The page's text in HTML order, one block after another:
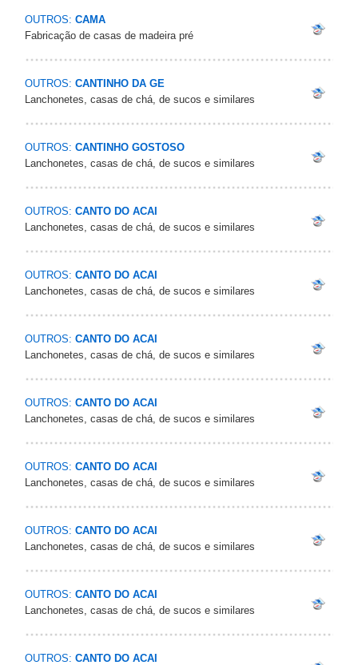
OUTROS: CAMA
Fabricação de casas de madeira pré
OUTROS: CANTINHO DA GE
Lanchonetes, casas de chá, de sucos e similares
OUTROS: CANTINHO GOSTOSO
Lanchonetes, casas de chá, de sucos e similares
OUTROS: CANTO DO ACAI
Lanchonetes, casas de chá, de sucos e similares
OUTROS: CANTO DO ACAI
Lanchonetes, casas de chá, de sucos e similares
OUTROS: CANTO DO ACAI
Lanchonetes, casas de chá, de sucos e similares
OUTROS: CANTO DO ACAI
Lanchonetes, casas de chá, de sucos e similares
OUTROS: CANTO DO ACAI
Lanchonetes, casas de chá, de sucos e similares
OUTROS: CANTO DO ACAI
Lanchonetes, casas de chá, de sucos e similares
OUTROS: CANTO DO ACAI
Lanchonetes, casas de chá, de sucos e similares
OUTROS: CANTO DO ACAI